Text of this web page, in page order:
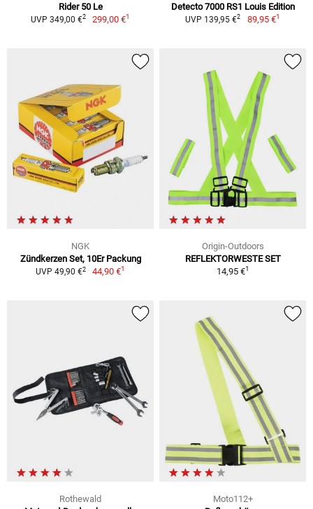
Rider 50 Le
UVP 349,00 €2 299,00 €1
Detecto 7000 RS1 Louis Edition
UVP 139,95 €2 89,95 €1
NGK
Zündkerzen Set, 10Er Packung
UVP 49,90 €2 44,90 €1
Origin-Outdoors
REFLEKTORWESTE SET
14,95 €1
Rothewald
Moto112+